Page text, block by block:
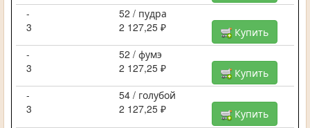
-
52 / пудра
3
2 127,25 ₽
Купить
-
52 / фумэ
3
2 127,25 ₽
Купить
-
54 / голубой
3
2 127,25 ₽
Купить